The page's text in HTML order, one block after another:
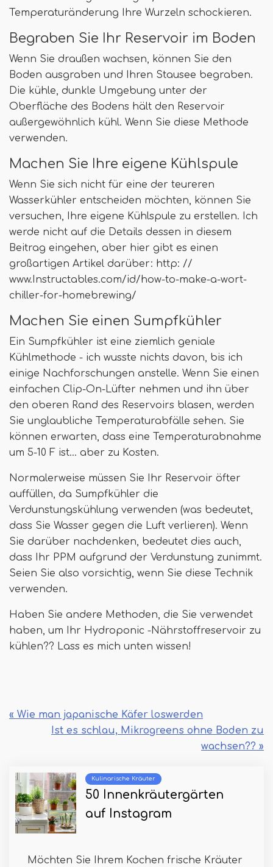
Temperaturänderung Ihre Wurzeln schockieren.
Begraben Sie Ihr Reservoir im Boden
Wenn Sie draußen wachsen, können Sie den
Boden ausgraben und Ihren Stausee begraben.
Die kühle, dunkle Umgebung unter der
Oberfläche des Bodens hält den Reservoir
außergewöhnlich kühl. Wenn Sie diese Methode
verwenden.
Machen Sie Ihre eigene Kühlspule
Wenn Sie sich nicht für eine der teureren
Wasserkühler entscheiden möchten, können Sie
versuchen, Ihre eigene Kühlspule zu erstellen. Ich
werde nicht auf die Details dessen in diesem
Beitrag eingehen, aber hier gibt es einen
großartigen Artikel darüber: http: //
www.Instructables.com/id/how-to-make-a-wort-
chiller-for-homebrewing/
Machen Sie einen Sumpfkühler
Ein Sumpfkühler ist eine ziemlich geniale
Kühlmethode - ich wusste nichts davon, bis ich
einige Nachforschungen anstelle. Wenn Sie einen
einfachen Clip-On-Lüfter nehmen und ihn über
den oberen Rand des Reservoirs blasen, werden
Sie unglaubliche Temperaturabfälle sehen. Sie
können erwarten, dass eine Temperaturabnahme
um 5-10 F ist… aber zu Kosten.
Normalerweise müssen Sie Ihr Reservoir öfter
auffüllen, da Sumpfkühler die
Verdunstungskühlung verwenden (was bedeutet,
dass Sie Wasser gegen die Luft verlieren). Wenn
Sie darüber nachdenken, bedeutet dies auch,
dass Ihr PPM aufgrund der Verdunstung zunimmt.
Seien Sie also vorsichtig, wenn Sie diese Technik
verwenden.
Haben Sie andere Methoden, die Sie verwendet
haben, um Ihr Hydroponic -Nährstoffreservoir zu
kühlen?? Lass es mich unten wissen!
« Wie man japanische Käfer loswerden
Ist es schlau, Mikrogreens ohne Boden zu
wachsen?? »
Kulinarische Kräuter
50 Innenkräutergärten
auf Instagram
Möchten Sie Ihrem Kochen frische Kräuter